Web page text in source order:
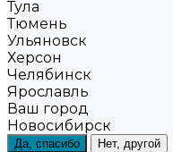
Тула
Тюмень
Ульяновск
Херсон
Челябинск
Ярославль
Ваш город
Новосибирск
Да, спасибо Нет, другой